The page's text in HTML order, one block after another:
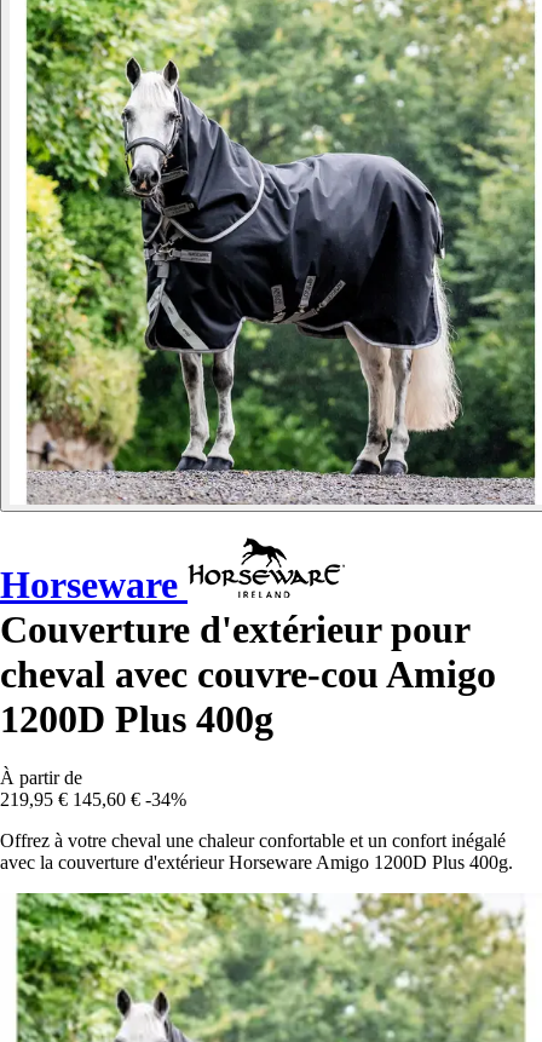
Horseware
Couverture d'extérieur pour
cheval avec couvre-cou Amigo
1200D Plus 400g
À partir de
219,95 € 145,60 € -34%
Offrez à votre cheval une chaleur confortable et un confort inégalé
avec la couverture d'extérieur Horseware Amigo 1200D Plus 400g.